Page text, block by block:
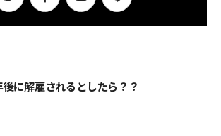
に解雇されるとしたら？？